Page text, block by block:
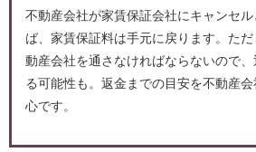
不動産会社が家賃保証会社にキャンセ
ば、家賃保証料は手元に戻ります。た
動産会社を通さなければならないので
る可能性も。返金までの目安を不動産
心です。